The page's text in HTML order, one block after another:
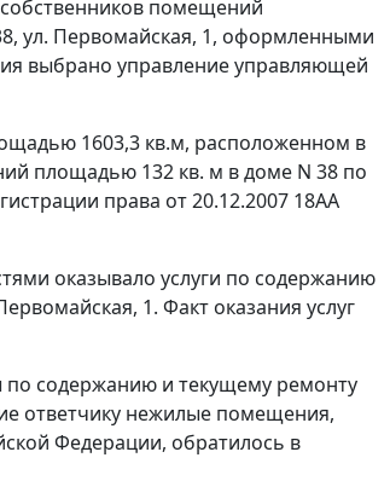
помещений
ул. Первомайская, 1, оформленными
выбрано управление управляющей
1603,3 кв.м, расположенном в
площадью 132 кв. м в доме N 38 по
права от 20.12.2007 18АА
оказывало услуги по содержанию
1. Факт оказания услуг
по содержанию и текущему ремонту
ответчику нежилые помещения,
Федерации, обратилось в